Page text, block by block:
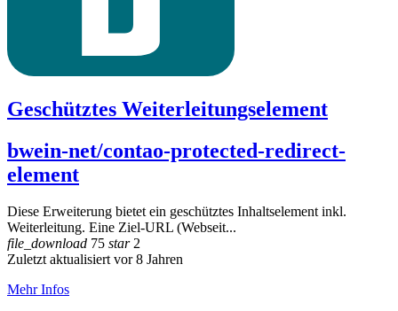
Geschütztes Weiterleitungselement
bwein-net/contao-protected-redirect-
element
Diese Erweiterung bietet ein geschütztes Inhaltselement inkl.
Weiterleitung. Eine Ziel-URL (Webseit...
file_download 75 star2
Zuletzt aktualisiert vor 8 Jahren
Mehr Infos